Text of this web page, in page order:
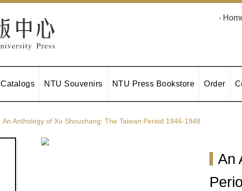
Catalogs NTU Souvenirs NTU Press Bookstore Order
An Anthology of Xu Shoushang: The Taiwan Period 1946-1948
An